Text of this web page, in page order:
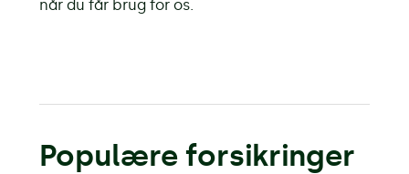
når du får brug for os.
Populære forsikringer